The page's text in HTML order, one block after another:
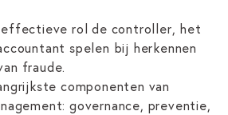
rol de controller, het
spelen bij herkennen
fraude.
componenten van
governance, preventie,